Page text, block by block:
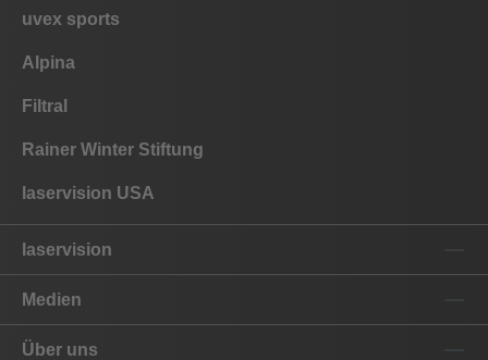
uvex sports
Alpina
Filtral
Rainer Winter Stiftung
laservision USA
laservision
Medien
Über uns